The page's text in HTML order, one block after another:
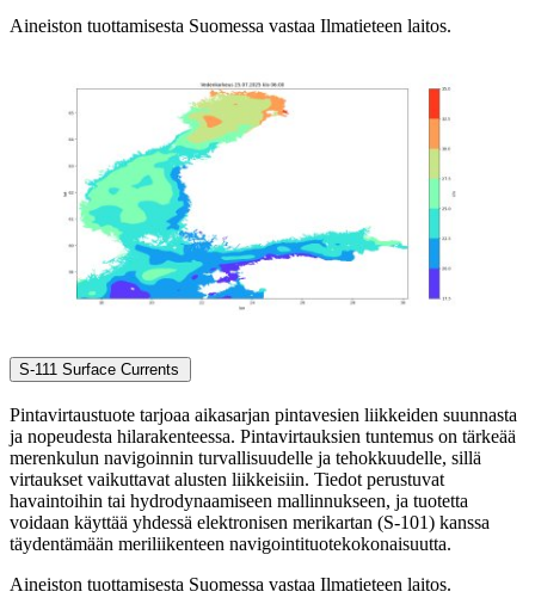
Aineiston tuottamisesta Suomessa vastaa Ilmatieteen laitos.
S-111 Surface Currents
Pintavirtaustuote tarjoaa aikasarjan pintavesien liikkeiden suunnasta
ja nopeudesta hilarakenteessa. Pintavirtauksien tuntemus on tärkeää
merenkulun navigoinnin turvallisuudelle ja tehokkuudelle, sillä
virtaukset vaikuttavat alusten liikkeisiin. Tiedot perustuvat
havaintoihin tai hydrodynaamiseen mallinnukseen, ja tuotetta
voidaan käyttää yhdessä elektronisen merikartan (S-101) kanssa
täydentämään meriliikenteen navigointituotekokonaisuutta.
Aineiston tuottamisesta Suomessa vastaa Ilmatieteen laitos.